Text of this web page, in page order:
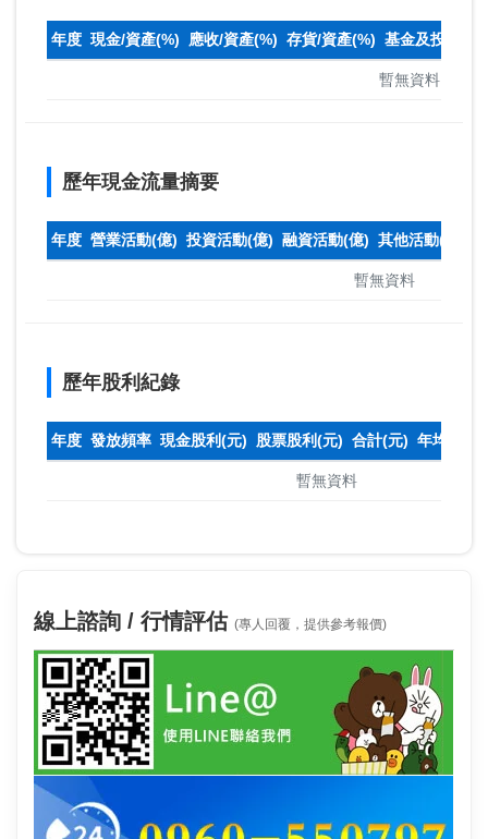
年度 現金/資產(%) 應收/資產(%) 存貨/資產(%) 基金及投資(%)
暫無資料
歷年現金流量摘要
年度 營業活動(億) 投資活動(億) 融資活動(億) 其他活動(億)
暫無資料
歷年股利紀錄
年度 發放頻率 現金股利(元) 股票股利(元) 合計(元) 年均收盤
暫無資料
線上諮詢 / 行情評估 (專人回覆，提供參考報價)